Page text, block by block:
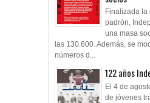
Finalizada la
padrón,
una masa
las 130.600. Además, se
números d...
122 años
El 4 de
de jóvenes